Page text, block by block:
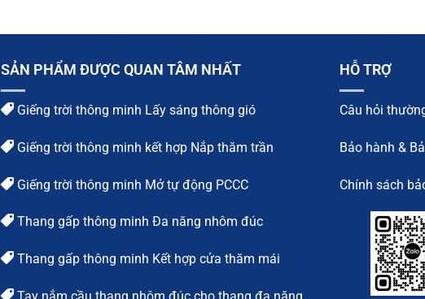
SẢN PHẨM ĐƯỢC QUAN TÂM NHẤT
Giếng trời thông minh Lấy sáng thông gió
Giếng trời thông minh kết hợp Nắp thăm trần
Giếng trời thông minh Mở tự động PCCC
Thang gấp thông minh Đa năng nhôm đúc
Thang gấp thông minh Kết hợp cửa thăm mái
HỖ TRỢ
Câu hỏi
Bảo hành &
Chính sách